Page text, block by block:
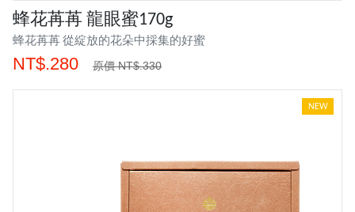
蜂花苒苒 龍眼蜜170g
蜂花苒苒 從綻放的花朵中採集的好蜜
NT$.280 原價 NT$.330
NEW